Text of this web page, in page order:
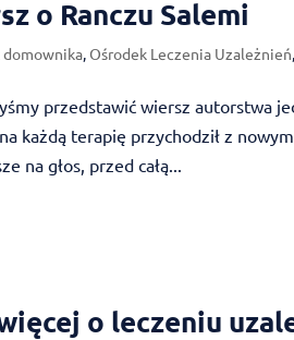
o Ranczu Salemi
,Ośrodek Leczenia Uzależnień
przedstawić wiersz autorstwa
każdą terapię przychodził z
na głos, przed całą...
o leczeniu